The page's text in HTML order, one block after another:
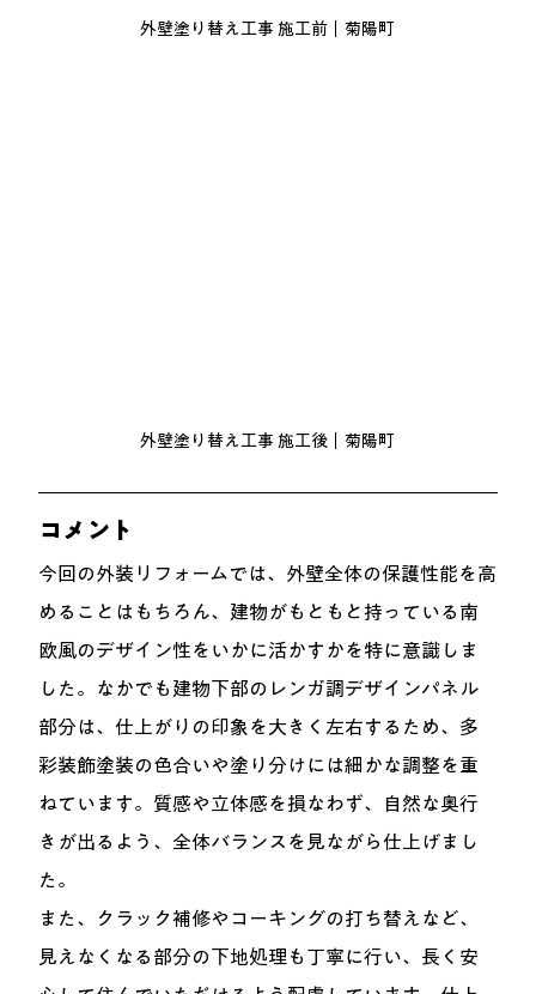
外壁塗り替え工事 施工前｜菊陽町
外壁塗り替え工事 施工後｜菊陽町
コメント
今回の外装リフォームでは、外壁全体の保護性能を高
めることはもちろん、建物がもともと持っている南
欧風のデザイン性をいかに活かすかを特に意識しま
した。なかでも建物下部のレンガ調デザインパネル
部分は、仕上がりの印象を大きく左右するため、多
彩装飾塗装の色合いや塗り分けには細かな調整を重
ねています。質感や立体感を損なわず、自然な奥行
きが出るよう、全体バランスを見ながら仕上げまし
た。
また、クラック補修やコーキングの打ち替えなど、
見えなくなる部分の下地処理も丁寧に行い、長く安